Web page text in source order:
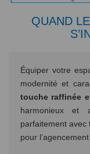
QUAND
Équiper votre
modernité et
touche raffinée
harmonieux et
parfaitement
pour